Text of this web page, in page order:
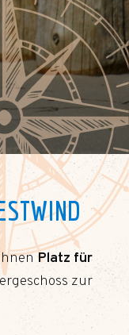
Platz für
zur